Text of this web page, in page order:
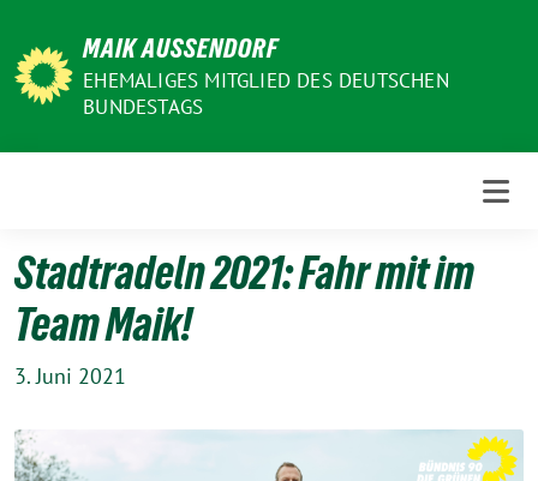
zum
Inhalt
MAIK AUSSENDORF
EHEMALIGES MITGLIED DES DEUTSCHEN
BUNDESTAGS
Stadtradeln 2021: Fahr mit im
Team Maik!
3. Juni 2021